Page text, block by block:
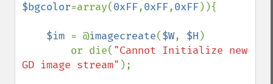
$bgcolor=array(0xFF,0xFF,0xFF)){
$im = @imagecreate($W, $H )
        or die(
"Cannot Initialize new
GD image stream" );